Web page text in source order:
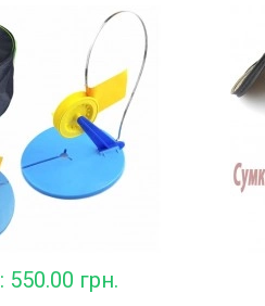
550.00 грн.